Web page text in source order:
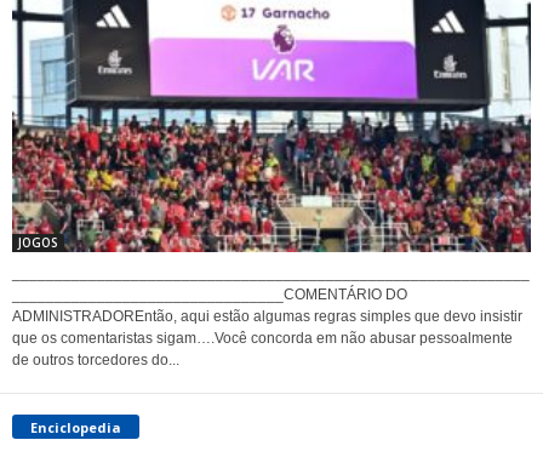
JOGOS
________________________________COMENTÁRIO DO
ADMINISTRADOREntão, aqui estão algumas regras simples que devo insistir
que os comentaristas sigam….Você concorda em não abusar pessoalmente
de outros torcedores do...
Enciclopedia